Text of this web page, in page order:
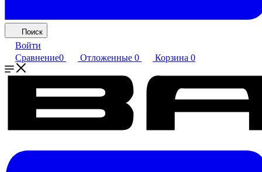
Поиск
Войти
Сравнение0 Отложенные 0 Корзина 0